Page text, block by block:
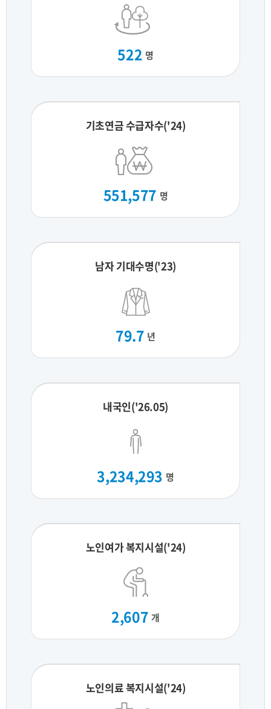
522 명
기초연금 수급자수('24)
551,577 명
남자 기대수명('23)
79.7 년
내국인('26.05)
3,234,293 명
노인여가 복지시설('24)
2,607 개
노인의료 복지시설('24)